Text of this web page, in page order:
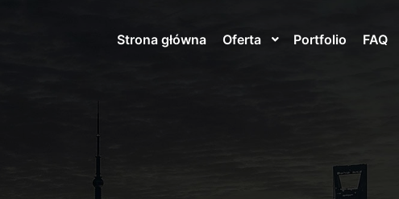
Strona główna Oferta Portfolio FAQ